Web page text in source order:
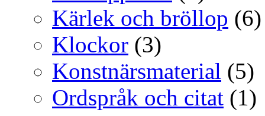
Kärlek och bröllop (6)
Klockor (3)
Konstnärsmaterial (5)
Ordspråk och citat (1)